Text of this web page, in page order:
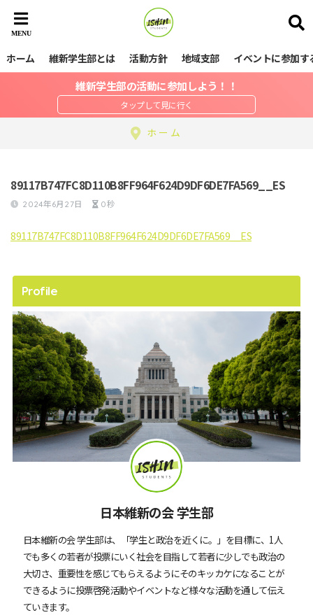
ホーム 維新学生部とは 活動方針 地域支部 イベントに参加す
維新学生部の活動に参加しよう！！
ホーム
89117B747FC8D110B8FF964F624D9DF6DE7FA569__ES
2024年6月27日 0秒
89117B747FC8D110B8FF964F624D9DF6DE7FA569__ES
Profile
日本維新の会 学生部
日本維新の会 学生部は、「学生と政治を近くに。」を目標に、1人
でも多くの若者が投票にいく社会を目指して若者に少しでも政治の
大切さ、重要性を感じてもらえるようにそのキッカケになることが
できるように投票啓発活動やイベントなど様々な活動を通して伝え
ていきます。